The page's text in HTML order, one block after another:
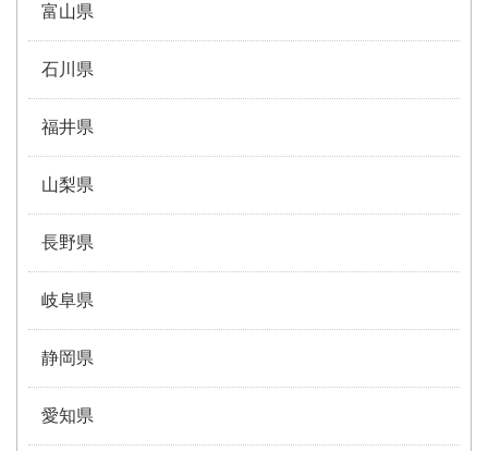
富山県
石川県
福井県
山梨県
長野県
岐阜県
静岡県
愛知県